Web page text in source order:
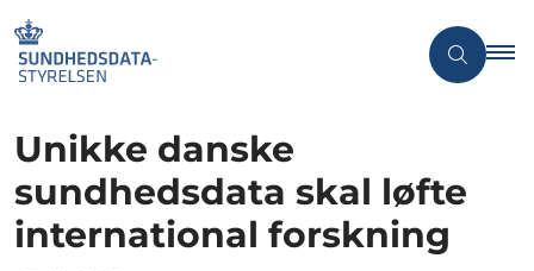
Unikke danske
sundhedsdata skal løfte
international forskning